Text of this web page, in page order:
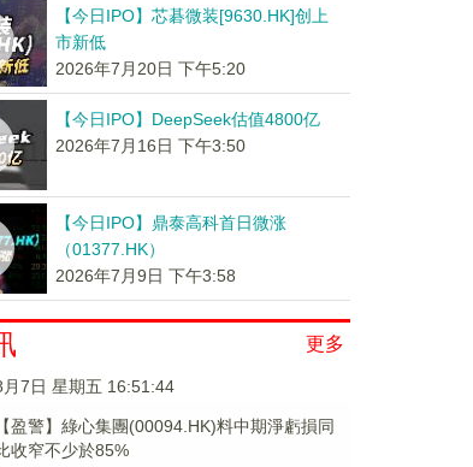
【今日IPO】芯碁微装[9630.HK]创上
市新低
2026年7月20日 下午5:20
【今日IPO】DeepSeek估值4800亿
2026年7月16日 下午3:50
【今日IPO】鼎泰高科首日微涨
（01377.HK）
2026年7月9日 下午3:58
更多
7日 星期五 16:51:44
【盈警】綠心集團(00094.HK)料中期淨虧損同
收窄不少於85%